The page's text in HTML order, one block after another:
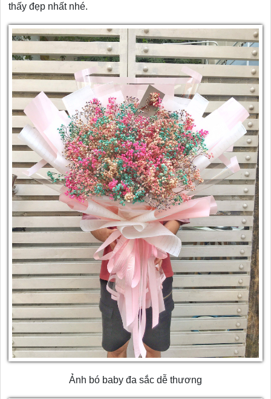
thấy đẹp nhất nhé.
Ảnh bó baby đa sắc dễ thương